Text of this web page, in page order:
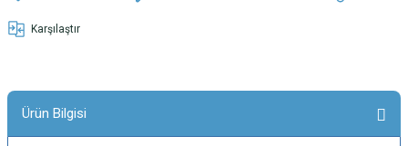
Karşılaştır
Ürün Bilgisi